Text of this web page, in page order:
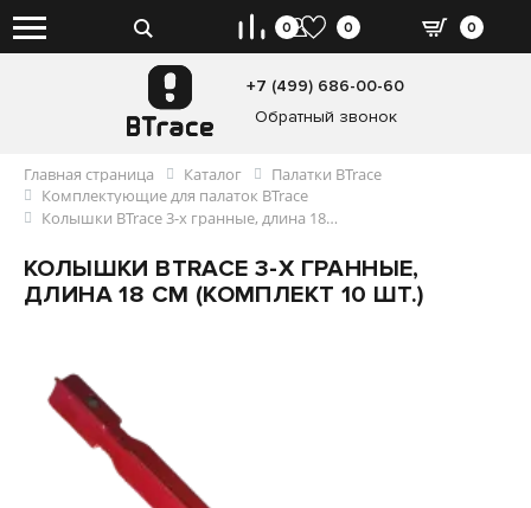
+7 (499) 686-00-60
Обратный звонок
0
0 0
Главная страница Каталог
Палатки BTrace
Комплектующие для палаток BTrace
Колышки BTrace 3-х гранные, длина 18 см (комплект 10 шт.)
КОЛЫШКИ BTRACE 3-Х ГРАННЫЕ,
ДЛИНА 18 СМ (КОМПЛЕКТ 10 ШТ.)